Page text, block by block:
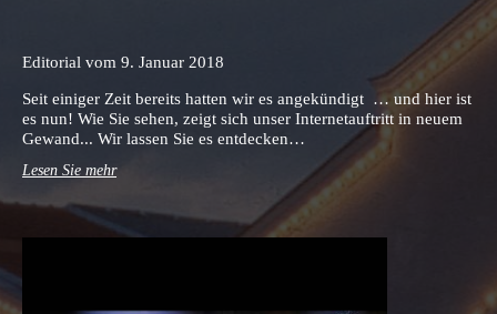
Editorial vom 9. Januar 2018
Seit einiger Zeit bereits hatten wir es angekündigt … und hier ist
es nun! Wie Sie sehen, zeigt sich unser Internetauftritt in neuem
Gewand... Wir lassen Sie es entdecken…
Lesen Sie mehr